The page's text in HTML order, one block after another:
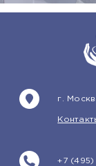
+7
г.